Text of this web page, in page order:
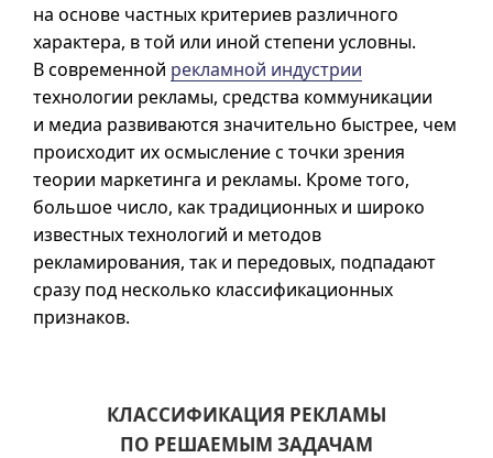
на основе частных критериев различного
характера, в той или иной степени условны.
В современной рекламной индустрии
технологии рекламы, средства коммуникации
и медиа развиваются значительно быстрее, чем
происходит их осмысление с точки зрения
теории маркетинга и рекламы. Кроме того,
большое число, как традиционных и широко
известных технологий и методов
рекламирования, так и передовых, подпадают
сразу под несколько классификационных
признаков.
КЛАССИФИКАЦИЯ РЕКЛАМЫ
ПО РЕШАЕМЫМ ЗАДАЧАМ